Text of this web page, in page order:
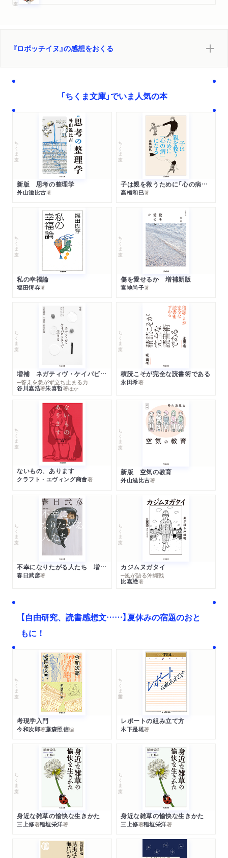
『ロボッチイヌ』の感想をおくる
「ちくま文庫」でいま人気の本
ちくま文庫
新版 思考の整理学
外山滋比古著
ちくま文庫
子は親を救うために「心の病」になる
高橋和巳著
ちくま文庫
私の幸福論
福田恆存著
ちくま文庫
傷を愛せるか 増補新版
宮地尚子著
ちくま文庫
増補 ネガティヴ・ケイパビリティで生きる
─答えを急がず立ち止まる力
谷川嘉浩著朱喜哲著ほか
ちくま文庫
積読こそが完全な読書術である
永田希著
ちくま文庫
ないもの、あります
クラフト・エヴィング商會著
ちくま文庫
新版 空気の教育
外山滋比古著
ちくま文庫
不幸になりたがる人たち 増補新版
春日武彦著
ちくま文庫
カジムヌガタイ
─風が語る沖縄戦
比嘉慂著
【自由研究、読書感想文……】夏休みの宿題のおと
もに！
ちくま文庫
考現学入門
今和次郎著藤森照信編
ちくま学芸文庫
レポートの組み立て方
木下是雄著
ちくま文庫
身近な雑草の愉快な生きかた
三上修著稲垣栄洋著
ちくま文庫
身近な雑草の愉快な生きかた
三上修著稲垣栄洋著